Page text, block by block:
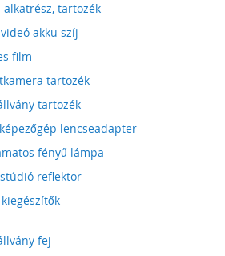
alkatrész, tartozék
akku szíj
film
tartozék
tartozék
lencseadapter
fényű lámpa
reflektor
fej